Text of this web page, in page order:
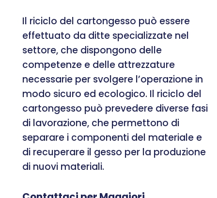
Il riciclo del cartongesso può essere
effettuato da ditte specializzate nel
settore, che dispongono delle
competenze e delle attrezzature
necessarie per svolgere l’operazione in
modo sicuro ed ecologico. Il riciclo del
cartongesso può prevedere diverse fasi
di lavorazione, che permettono di
separare i componenti del materiale e
di recuperare il gesso per la produzione
di nuovi materiali.